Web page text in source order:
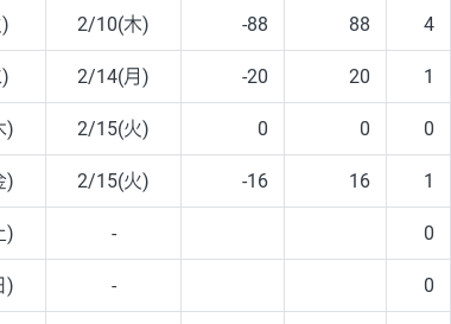
2/10(木) -88 88 4
2/14(月) -20 20 1
) 2/15(火) 0 0 0
) 2/15(火) -16 16 1
) - 0
) - 0